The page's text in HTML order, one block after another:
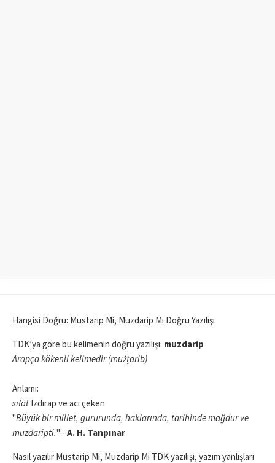
Hangisi Doğru: Mustarip Mi, Muzdarip Mi Doğru Yazılışı
TDK’ya göre bu kelimenin doğru yazılışı: muzdarip
Arapça kökenli kelimedir (mużṭarib)
Anlamı:
sıfat Izdırap ve acı çeken
"Büyük bir millet, gururunda, haklarında, tarihinde mağdur ve
muzdaripti." - A. H. Tanpınar
Nasıl yazılır Mustarip Mi, Muzdarip Mi TDK yazılışı, yazım yanlışları